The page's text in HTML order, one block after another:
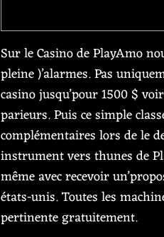
Sur le Casino de PlayAmo
pleine )’alarmes. Pas
casino jusqu’pour 1500 $
parieurs.Puis ce simple
complémentaires lors de le
instrument vers thunes de
même avec recevoir
états-unis. Toutes les
pertinente gratuitement.